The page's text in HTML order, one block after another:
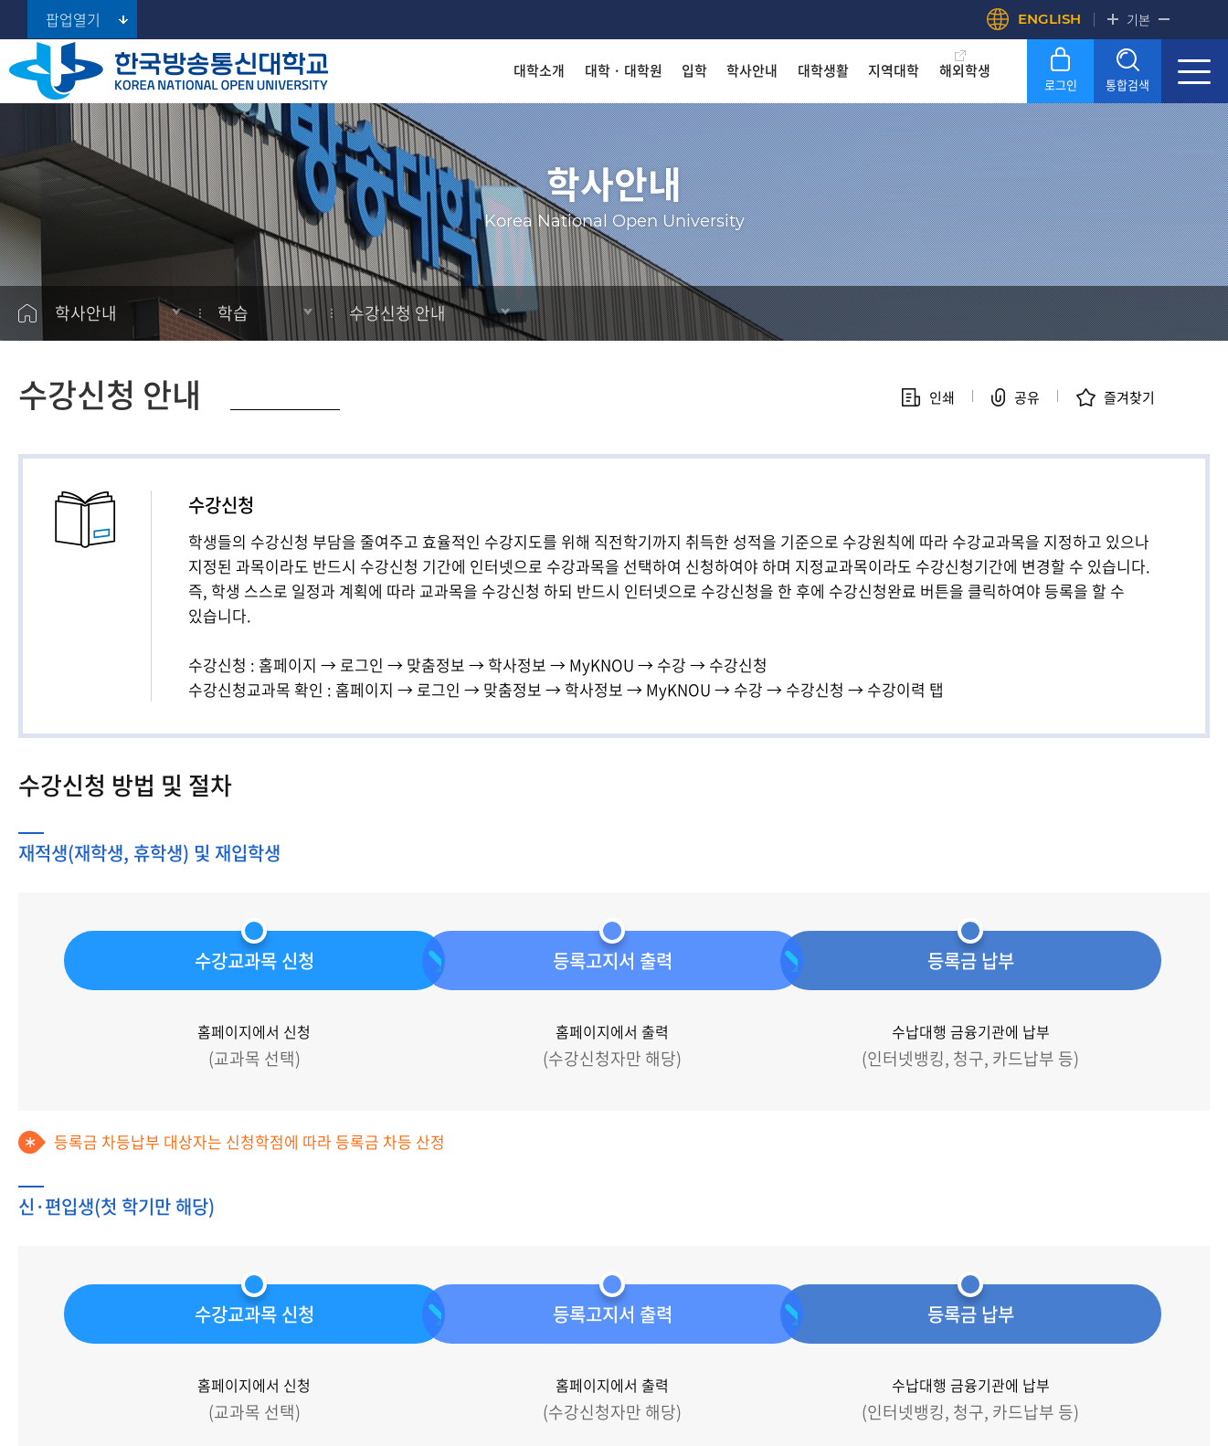
팝업열기 ENGLISH 기본
대학소개
대학소개
총장실
대학현황
대학홍보
정보공개
착한 등록금! 수준높은 4년제 국립대
KNOUSERVICE
대학 · 대학원
대학
대학원
경영대학원
프라임칼리지
(100% 온라인 학사학위과정)
착한 등록금! 수준높은 4년제 국립대
KNOUSERVICE
입학
대학
대학원
경영대학원
프라임칼리지
착한 등록금! 수준높은 4년제 국립대
KNOUSERVICE
학사안내
공지사항
학사일정
학습
수강신청 안내
학습방법 안내
성적평가 안내
학적
장학
등록
자격증
착한 등록금! 수준높은 4년제 국립대
KNOUSERVICE
대학생활
학습지원
학생지원
학생활동
사잇길
AI 학습지원
착한 등록금! 수준높은 4년제 국립대
KNOUSERVICE
지역대학
지역대학 포털
서울지역대학
부산지역대학
대구경북지역대학
인천지역대학
광주전남지역대학
대전충남지역대학
울산지역대학
강원지역대학
충북지역대학
제주지역대학
착한 등록금! 수준높은 4년제 국립대
KNOUSERVICE
해외학생
로그인 통합검색
Search 학사안내
Korea National Open University
학사안내 학습 수강신청 안내
인쇄 공유 즐겨찾기
수강신청 안내
수강신청
학생들의 수강신청 부담을 줄여주고 효율적인 수강지도를 위해 직전학기까지 취득한 성적을 기준으로 수강원칙에 따라 수강교과목을 지정하고 있으나
지정된 과목이라도 반드시 수강신청 기간에 인터넷으로 수강과목을 선택하여 신청하여야 하며 지정교과목이라도 수강신청기간에 변경할 수 있습니다.
즉, 학생 스스로 일정과 계획에 따라 교과목을 수강신청 하되 반드시 인터넷으로 수강신청을 한 후에 수강신청완료 버튼을 클릭하여야 등록을 할 수
있습니다.
수강신청 : 홈페이지 → 로그인 → 맞춤정보 → 학사정보 → MyKNOU → 수강 → 수강신청
수강신청교과목 확인 : 홈페이지 → 로그인 → 맞춤정보 → 학사정보 → MyKNOU → 수강 → 수강신청 → 수강이력 탭
수강신청 방법 및 절차
재적생(재학생, 휴학생) 및 재입학생
수강교과목 신청
홈페이지에서 신청
(교과목 선택)
등록고지서 출력
홈페이지에서 출력
(수강신청자만 해당)
등록금 납부
수납대행 금융기관에 납부
(인터넷뱅킹, 청구, 카드납부 등)
등록금 차등납부 대상자는 신청학점에 따라 등록금 차등 산정
신·편입생(첫 학기만 해당)
수강교과목 신청
홈페이지에서 신청
(교과목 선택)
등록고지서 출력
홈페이지에서 출력
(수강신청자만 해당)
등록금 납부
수납대행 금융기관에 납부
(인터넷뱅킹, 청구, 카드납부 등)